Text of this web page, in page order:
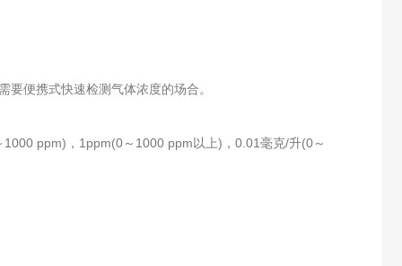
便携式快速检测气体浓度的场合。
ppm)，1ppm(0～1000 ppm以上)，0.01毫克/升(0～